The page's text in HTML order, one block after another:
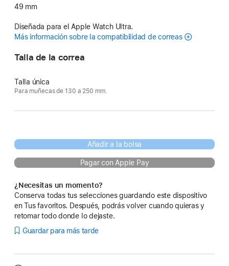
49 mm
Diseñada para el Apple Watch Ultra.
Más información sobre la compatibilidad de correas
Talla de la correa
Talla única
Para muñecas de 130 a 250 mm.
Añadir a la bolsa
Pagar con Apple Pay
¿Necesitas un momento?
Conserva todas tus selecciones guardando este dispositivo
en Tus favoritos. Después, podrás volver cuando quieras y
retomar todo donde lo dejaste.
Guardar para más tarde